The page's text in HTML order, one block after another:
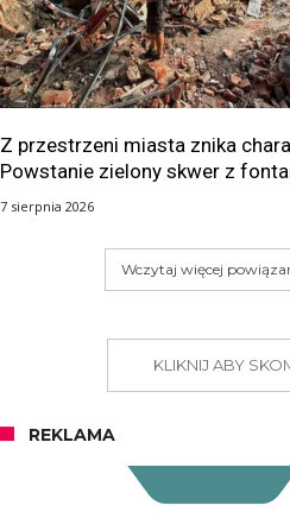
Z przestrzeni miasta znika
Powstanie zielony skwer z
7 sierpnia 2026
Wczytaj więcej
KLIKNIJ ABY
REKLAMA